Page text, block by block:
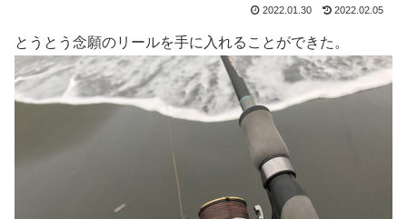
2022.01.30 2022.02.05
とうとう念願のリールを手に入れることができた。